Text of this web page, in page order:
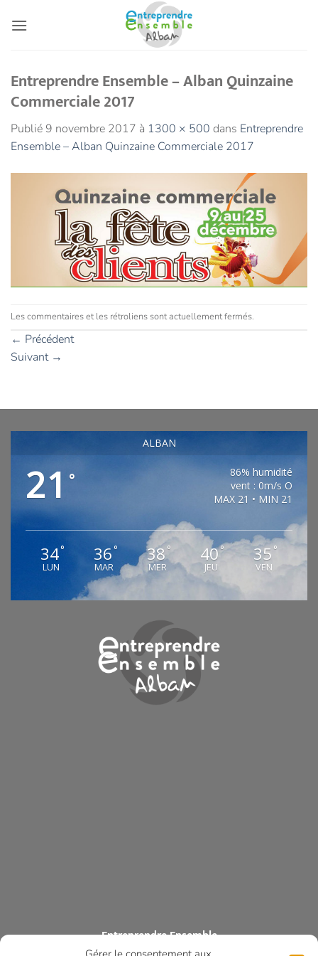
Entreprendre Ensemble – Alban Quinzaine
Commerciale 2017
Publié 9 novembre 2017 à 1300 × 500 dans Entreprendre
Ensemble – Alban Quinzaine Commerciale 2017
Les commentaires et les rétroliens sont actuellement fermés.
← Précédent
Suivant →
ALBAN
21 °
86% humidité
vent : 0m/s O
MAX 21 • MIN 21
34°
LUN
36°
MAR
38°
MER
40°
JEU
35 °
VEN
Entreprendre Ensemble